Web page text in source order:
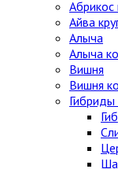
Айва
Алыча
Алыча
Вишня
Вишня